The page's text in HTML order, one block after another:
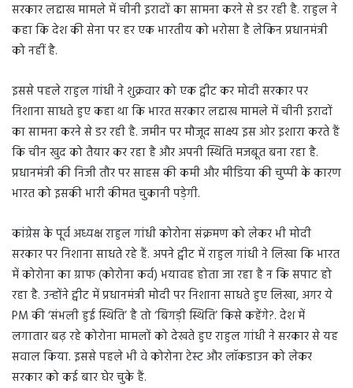
सरकार लद्दाख मामले में चीनी इरादों का सामना करने से डर रही है. राहुल ने
कहा कि देश की सेना पर हर एक भारतीय को भरोसा है लेकिन प्रधानमंत्री
को नहीं है.
इससे पहले राहुल गांधी ने शुक्रवार को एक ट्वीट कर मोदी सरकार पर
निशाना साधते हुए कहा था कि भारत सरकार लद्दाख मामले में चीनी इरादों
का सामना करने से डर रही है. जमीन पर मौजूद साक्ष्य इस ओर इशारा करते हैं
कि चीन खुद को तैयार कर रहा है और अपनी स्थिति मजबूत बना रहा है.
प्रधानमंत्री की निजी तौर पर साहस की कमी और मीडिया की चुप्पी के कारण
भारत को इसकी भारी कीमत चुकानी पड़ेगी.
कांग्रेस के पूर्व अध्यक्ष राहुल गांधी कोरोना संक्रमण को लेकर भी मोदी
सरकार पर निशाना साधते रहे हैं. अपने ट्वीट में राहुल गांधी ने लिखा कि भारत
में कोरोना का ग्राफ (कोरोना कर्व) भयावह होता जा रहा है न कि सपाट हो
रहा है. उन्होंने ट्वीट में प्रधानमंत्री मोदी पर निशाना साधते हुए लिखा, अगर ये
PM की ‘संभली हुई स्थिति’ है तो ‘बिगड़ी स्थिति’ किसे कहेंगे?. देश में
लगातार बढ़ रहे कोरोना मामलों को देखते हुए राहुल गांधी ने सरकार से यह
सवाल किया. इससे पहले भी वे कोरोना टेस्ट और लॉकडाउन को लेकर
सरकार को कई बार घेर चुके हैं.